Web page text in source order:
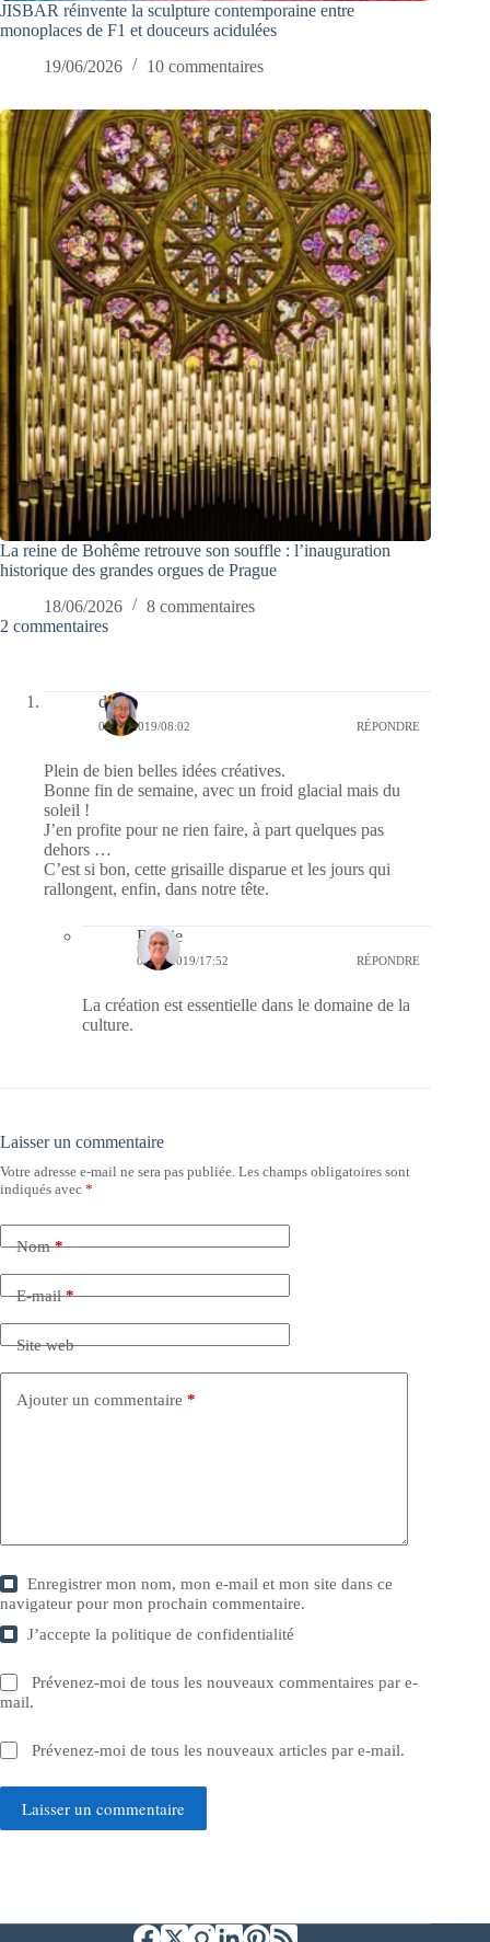
JISBAR réinvente la sculpture contemporaine entre
monoplaces de F1 et douceurs acidulées
19/06/2026
10 commentaires
La reine de Bohême retrouve son souffle : l’inauguration
historique des grandes orgues de Prague
18/06/2026
8 commentaires
2 commentaires
dom
04/01/2019/08:02 RÉPONDRE
Plein de bien belles idées créatives.
Bonne fin de semaine, avec un froid glacial mais du
soleil !
J’en profite pour ne rien faire, à part quelques pas
dehors …
C’est si bon, cette grisaille disparue et les jours qui
rallongent, enfin, dans notre tête.
Bernie
04/01/2019/17:52 RÉPONDRE
La création est essentielle dans le domaine de la
culture.
Laisser un commentaire
Votre adresse e-mail ne sera pas publiée. Les champs obligatoires sont
indiqués avec *
Nom*
E-mail*
Site web
Ajouter un commentaire *
Enregistrer mon nom, mon e-mail et mon site dans ce
navigateur pour mon prochain commentaire.
J’accepte lapolitique de confidentialité
Prévenez-moi de tous les nouveaux commentaires par e-
mail.
Prévenez-moi de tous les nouveaux articles par e-mail.
Laisser un commentaire